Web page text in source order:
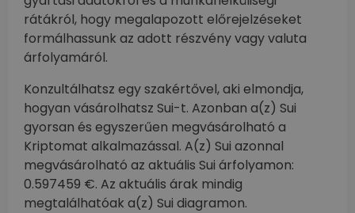
rátákról, hogy megalapozott előrejelzéseket
formálhassunk az adott részvény vagy valuta
árfolyamáról.
Konzultálhatsz egy szakértővel, aki elmondja,
hogyan vásárolhatsz Sui-t. Azonban a(z) Sui
gyorsan és egyszerűen megvásárolható a
Kriptomat alkalmazással. A(z) Sui azonnal
megvásárolható az aktuális Sui árfolyamon:
0.597459 €. Az aktuális árak mindig
megtalálhatóak a(z) Sui diagramon.